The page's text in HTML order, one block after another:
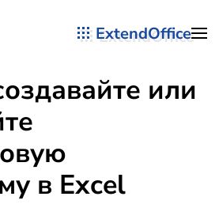
ExtendOffice
или
в Excel